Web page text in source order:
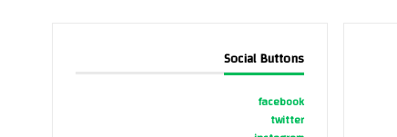
Social Buttons
facebook
twitter